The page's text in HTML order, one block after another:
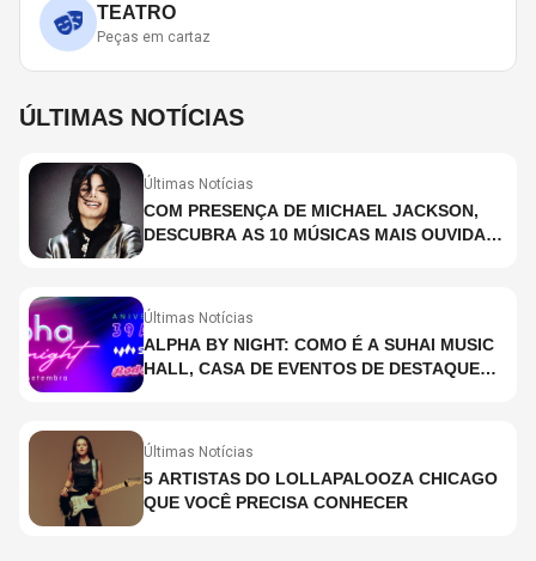
TEATRO
Peças em cartaz
ÚLTIMAS NOTÍCIAS
Últimas Notícias
COM PRESENÇA DE MICHAEL JACKSON,
DESCUBRA AS 10 MÚSICAS MAIS OUVIDAS
Últimas Notícias
ALPHA BY NIGHT: COMO É A SUHAI MUSIC
HALL, CASA DE EVENTOS DE DESTAQUE
Últimas Notícias
5 ARTISTAS DO LOLLAPALOOZA CHICAGO
QUE VOCÊ PRECISA CONHECER